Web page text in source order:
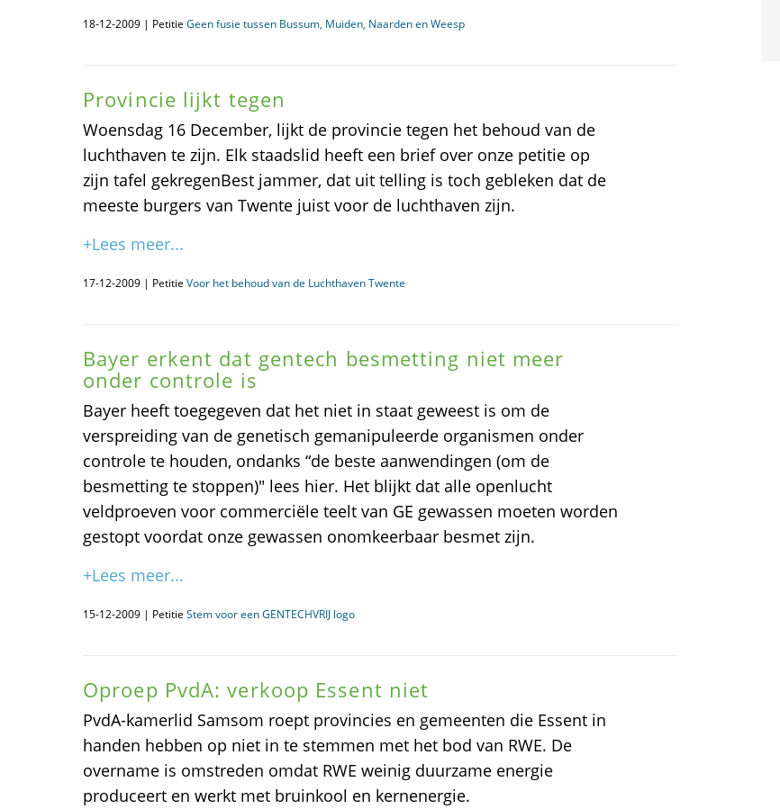
18-12-2009 | Petitie Geen fusie tussen Bussum, Muiden, Naarden en Weesp
Provincie lijkt tegen
Woensdag 16 December, lijkt de provincie tegen het behoud van de
luchthaven te zijn. Elk staadslid heeft een brief over onze petitie op
zijn tafel gekregenBest jammer, dat uit telling is toch gebleken dat de
meeste burgers van Twente juist voor de luchthaven zijn.
+Lees meer...
17-12-2009 | Petitie Voor het behoud van de Luchthaven Twente
Bayer erkent dat gentech besmetting niet meer
onder controle is
Bayer heeft toegegeven dat het niet in staat geweest is om de
verspreiding van de genetisch gemanipuleerde organismen onder
controle te houden, ondanks “de beste aanwendingen (om de
besmetting te stoppen)" lees hier. Het blijkt dat alle openlucht
veldproeven voor commerciële teelt van GE gewassen moeten worden
gestopt voordat onze gewassen onomkeerbaar besmet zijn.
+Lees meer...
15-12-2009 | Petitie Stem voor een GENTECHVRIJ logo
Oproep PvdA: verkoop Essent niet
PvdA-kamerlid Samsom roept provincies en gemeenten die Essent in
handen hebben op niet in te stemmen met het bod van RWE. De
overname is omstreden omdat RWE weinig duurzame energie
produceert en werkt met bruinkool en kernenergie.